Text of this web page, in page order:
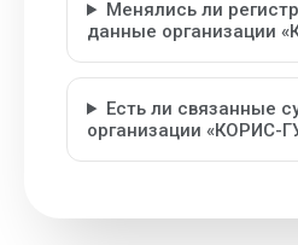
Менялись ли
данные организации
Есть ли связанные
организации «КОРИС-